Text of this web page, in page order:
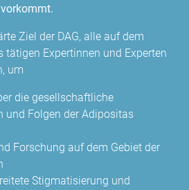
Ziel der DAG, alle auf dem
tätigen Expertinnen und Experten
um
die gesellschaftliche
und Folgen der Adipositas
Forschung auf dem Gebiet der
Stigmatisierung und